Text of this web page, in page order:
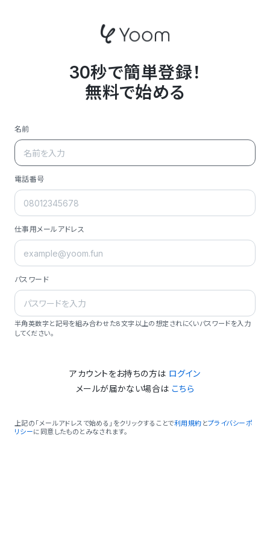
30秒で簡単登録！
無料で始める
名前
電話番号
仕事用メールアドレス
パスワード
半角英数字と記号を組み合わせた8文字以上の想定されにくいパスワードを入力
してください。
アカウントをお持ちの方は ログイン
メールが届かない場合は こちら
上記の「メールアドレスで始める」をクリックすることで利用規約 とプライバシーポ
リシーに同意したものとみなされます。